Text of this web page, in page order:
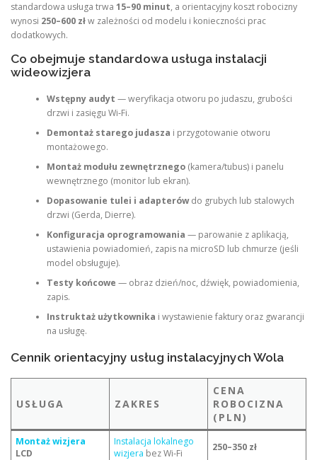
standardowa usługa trwa 15–90 minut, a orientacyjny koszt robocizny
wynosi 250–600 złw zależności od modelu i konieczności prac
dodatkowych.
Co obejmuje standardowa usługa instalacji
wideowizjera
Wstępny audyt — weryfikacja otworu po judaszu, grubości
drzwi i zasięgu Wi‑Fi.
Demontaż starego judasza i przygotowanie otworu
montażowego.
Montaż modułu zewnętrznego(kamera/tubus) i panelu
wewnętrznego (monitor lub ekran).
Dopasowanie tulei i adapterówdo grubych lub stalowych
drzwi (Gerda, Dierre).
Konfiguracja oprogramowania — parowanie z aplikacją,
ustawienia powiadomień, zapis na microSD lub chmurze (jeśli
model obsługuje).
Testy końcowe — obraz dzień/noc, dźwięk, powiadomienia,
zapis.
Instruktaż użytkownika i wystawienie faktury oraz gwarancji
na usługę.
Cennik orientacyjny usług instalacyjnych Wola
USŁUGA ZAKRES
CENA
ROBOCIZNA
(PLN)
Montaż wizjera
LCD
Instalacja lokalnego
wizjera bez Wi‑Fi
250–350 zł